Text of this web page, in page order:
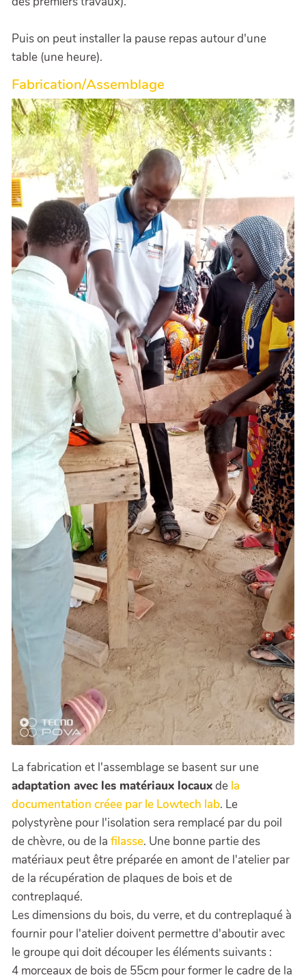
Puis on peut installer la pause repas autour d'une
table (une heure).
Fabrication/Assemblage
La fabrication et l'assemblage se basent sur une
adaptation avec les matériaux locauxde la
documentation créee par le Lowtech lab. Le
polystyrène pour l'isolation sera remplacé par du poil
de chèvre, ou de la filasse. Une bonne partie des
matériaux peut être préparée en amont de l'atelier par
de la récupération de plaques de bois et de
contreplaqué.
Les dimensions du bois, du verre, et du contreplaqué à
fournir pour l'atelier doivent permettre d'aboutir avec
le groupe qui doit découper les éléments suivants :
4 morceaux de bois de 55cm pour former le cadre de la